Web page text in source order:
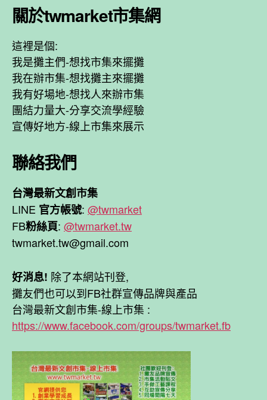
關於twmarket市集網
這裡是個:
我是攤主們-想找市集來擺攤
我在辦市集-想找攤主來擺攤
我有好場地-想找人來辦市集
團結力量大-分享交流學經驗
宣傳好地方-線上市集來展示
聯絡我們
台灣最新文創市集
LINE 官方帳號: @twmarket
FB粉絲頁: @twmarket.tw
twmarket.tw@gmail.com
好消息! 除了本網站刊登,
攤友們也可以到FB社群宣傳品牌與產品
台灣最新文創市集-線上市集 :
https://www.facebook.com/groups/twmarket.fb